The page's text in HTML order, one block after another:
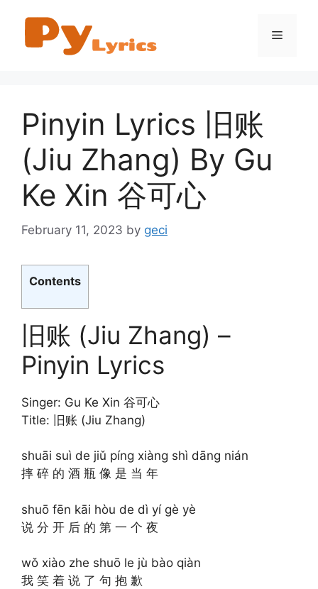
content
Menu
Pinyin Lyrics 旧账
(Jiu Zhang) By Gu
Ke Xin 谷可心
February 11, 2023 by geci
Contents
旧账 (Jiu Zhang) –
Pinyin Lyrics
Singer: Gu Ke Xin 谷可心
Title: 旧账 (Jiu Zhang)
shuāi suì de jiǔ píng xiàng shì dāng nián
摔 碎 的 酒 瓶 像 是 当 年
shuō fēn kāi hòu de dì yí gè yè
说 分 开 后 的 第 一 个 夜
wǒ xiào zhe shuō le jù bào qiàn
我 笑 着 说 了 句 抱 歉